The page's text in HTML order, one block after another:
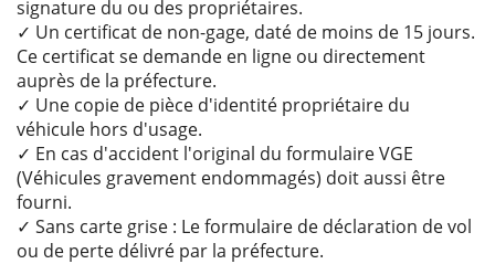
signature du ou des propriétaires.
✓ Un certificat de non-gage, daté de moins de 15 jours.
Ce certificat se demande en ligne ou directement
auprès de la préfecture.
✓ Une copie de pièce d'identité propriétaire du
véhicule hors d'usage.
✓ En cas d'accident l'original du formulaire VGE
(Véhicules gravement endommagés) doit aussi être
fourni.
✓ Sans carte grise : Le formulaire de déclaration de vol
ou de perte délivré par la préfecture.